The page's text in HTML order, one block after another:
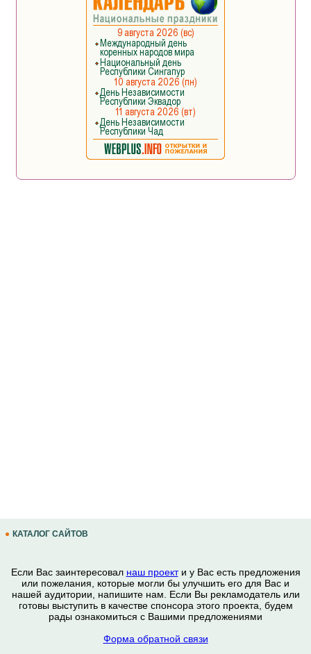
КАТАЛОГ САЙТОВ
Если Вас заинтересовал наш проекти у Вас есть предложения
или пожелания, которые могли бы улучшить его для Вас и
нашей аудитории, напишите нам. Если Вы рекламодатель или
готовы выступить в качестве спонсора этого проекта, будем
рады ознакомиться с Вашими предложениями
Форма обратной связи